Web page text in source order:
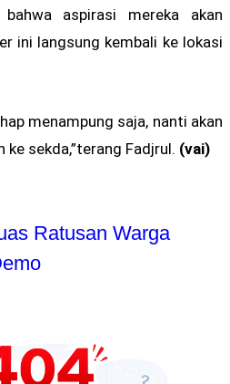
aspirasi mereka akan
ini langsung kembali ke lokasi
menampung saja, nanti akan
sekda,”terang Fadjrul. (vai)
Ratusan Warga